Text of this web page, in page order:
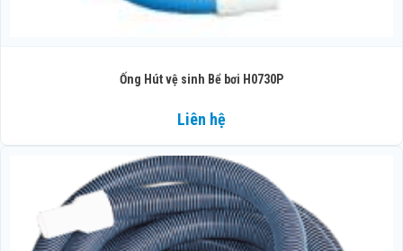
Ống Hút vệ sinh Bể bơi H0730P
Liên hệ